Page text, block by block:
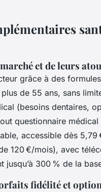
et de leurs
grâce à des
de 55 ans, sans
(besoins dentaires,
questionnaire médical
accessible dès
120 €/mois), avec
300 % de la
fidélité et